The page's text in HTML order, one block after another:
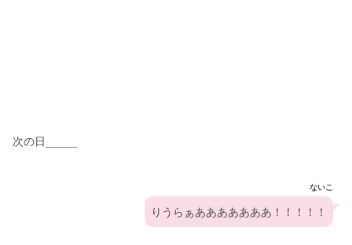
次の日_____
ないこ
りうらぁあああああああ！！！！！